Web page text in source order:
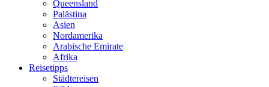
Queensland
Palästina
Asien
Nordamerika
Arabische Emirate
Afrika
Reisetipps
Städtereisen